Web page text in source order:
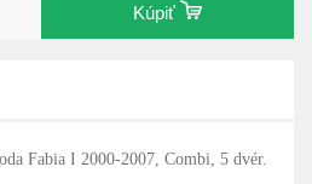
Kúpiť
Fabia I 2000-2007, Combi, 5 dvér.